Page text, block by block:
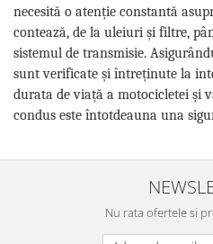
necesită o atenție constantă
contează, de la uleiuri și filtre,
sistemul de transmisie.
sunt verificate și întreținute la
durata de viață a motocicletei și
condus este întotdeauna una
Nu rata ofertele si